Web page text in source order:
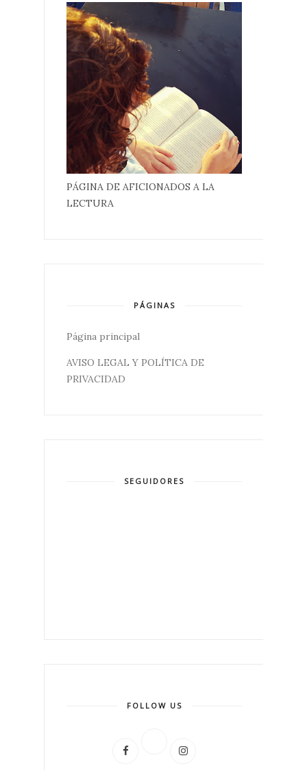
PÁGINA DE AFICIONADOS A LA
LECTURA
PÁGINAS
Página principal
AVISO LEGAL Y POLÍTICA DE
PRIVACIDAD
SEGUIDORES
FOLLOW US